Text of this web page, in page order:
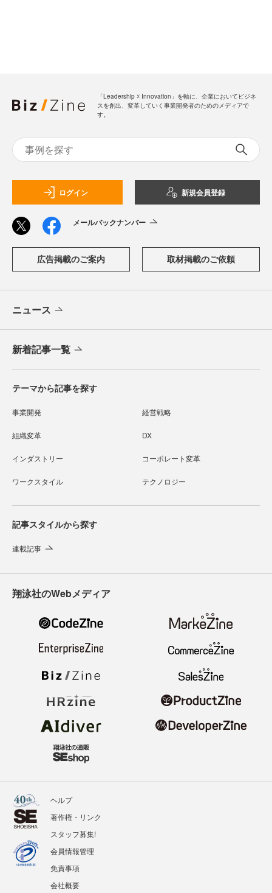
「Leadership ☓ Innovation」を軸に、企業においてビジネ
スを創出、変革していく事業開発者のためのメディアで
す。
ログイン 新規会員登録
メールバックナンバー
広告掲載のご案内 取材掲載のご依頼
ニュース
新着記事一覧
テーマから記事を探す
事業開発 経営戦略
組織変革 DX
インダストリー コーポレート変革
ワークスタイル テクノロジー
記事スタイルから探す
連載記事
翔泳社のWebメディア
ヘルプ
著作権・リンク
スタッフ募集!
会員情報管理
免責事項
会社概要